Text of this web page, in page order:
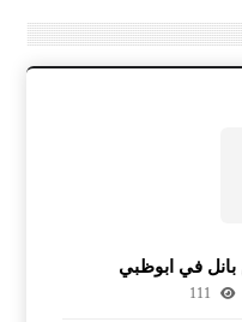
في ابوظبي
111